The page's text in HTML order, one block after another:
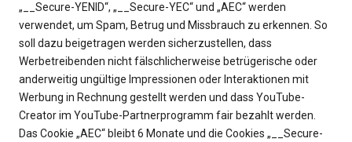
„__Secure-YENID“, „__Secure-YEC“ und „AEC“ werden
verwendet, um Spam, Betrug und Missbrauch zu erkennen. So
soll dazu beigetragen werden sicherzustellen, dass
Werbetreibenden nicht fälschlicherweise betrügerische oder
anderweitig ungültige Impressionen oder Interaktionen mit
Werbung in Rechnung gestellt werden und dass YouTube-
Creator im YouTube-Partnerprogramm fair bezahlt werden.
Das Cookie „AEC“ bleibt 6 Monate und die Cookies „__Secure-